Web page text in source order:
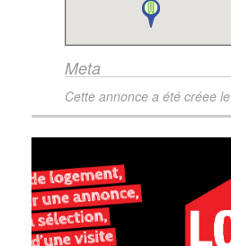
Meta
Cette annonce a été créee le